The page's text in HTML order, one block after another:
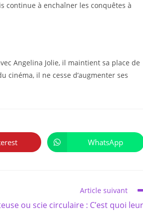
continue à enchaîner les conquêtes à
Angelina Jolie, il maintient sa place de
il ne cesse d’augmenter ses
Ouvrir
dans
WhatsApp
Article suivant
ou scie circulaire : C’est quoi